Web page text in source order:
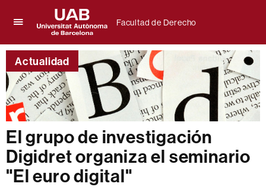
aquí
para
desplegar
el
menú
de
Facultad
de
Derecho
Universitat
Autònoma
de
Barcelona
Facultad de Derecho
Actualidad
El grupo de investigación
Digidret organiza el seminario
"El euro digital"